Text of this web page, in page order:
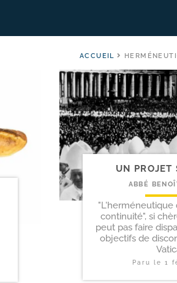
ACCUEIL
UN PROJET
ABBÉ
"L'herméneutique
continuité", si
peut pas faire
objectifs de
Paru le 1